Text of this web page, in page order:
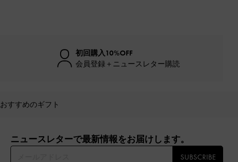
初回購入10%OFF
会員登録＋ニュースレター購読
おすすめのギフト
ニュースレターで最新情報をお届けします。​
SUBSCRIBE